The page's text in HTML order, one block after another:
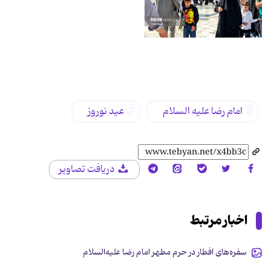
امام رضا علیه السلام عید نوروز
دریافت تصاویر
اخبار مرتبط
سفره‌های افطار در حرم مطهر امام رضا علیه‌السلام